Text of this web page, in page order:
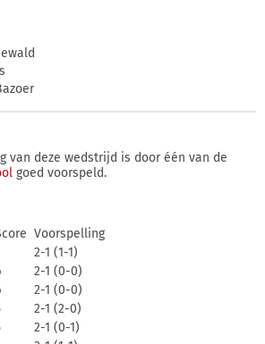
van deze wedstrijd is door één van de
goed voorspeld.
Voorspelling
2-1 (1-1)
2-1 (0-0)
2-1 (0-0)
2-1 (2-0)
2-1 (0-1)